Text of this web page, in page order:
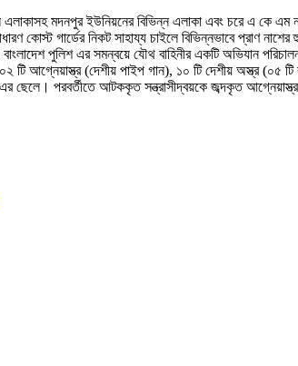
মদনপুর ইউনিয়নের বিভিন্ন এলাকা এবং চরে এ কে এম
কোস্ট গার্ডের নিকট সাহায্য চাইলে বিভিন্নভাবে প্রাণ
বাংলাদেশ পুলিশ এর সমন্বয়ে যৌথ বাহিনীর একটি অভিযান
টি আগ্নেয়াস্ত্র (দেশীয় পাইপ গান), ১০ টি দেশীয় অস্ত্র
এর ছেলে। পরবর্তীতে আটককৃত সন্ত্রাসীদ্বয়কে জব্দকৃত